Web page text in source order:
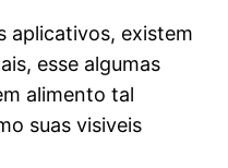
aplicativos, existem
esse algumas
alimento tal
suas visiveis